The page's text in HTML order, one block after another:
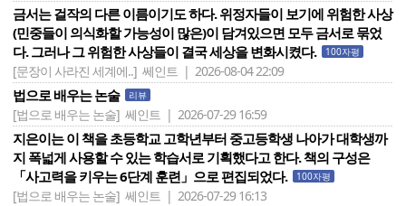
금서는 걸작의 다른 이름이기도 하다. 위정자들이 보기에 위험한 사상
(민중들이 의식화할 가능성이 많은)이 담겨있으면 모두 금서로 묶었
다. 그러나 그 위험한 사상들이 결국 세상을 변화시켰다.
100자평
[문장이 사라진 세계에..] 쎄인트 | 2026-08-04 22:09
법으로 배우는 논술 리뷰
[법으로 배우는 논술] 쎄인트 | 2026-07-29 16:59
지은이는 이 책을 초등학교 고학년부터 중고등학생 나아가 대학생까
지 폭넓게 사용할 수 있는 학습서로 기획했다고 한다. 책의 구성은
「사고력을 키우는 6단계 훈련」으로 편집되었다.
100자평
[법으로 배우는 논술] 쎄인트 | 2026-07-29 16:13